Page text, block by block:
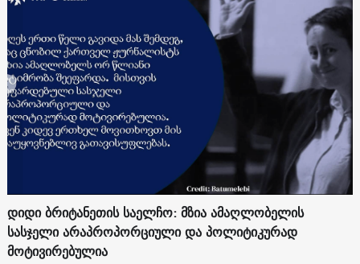
დიდი ბრიტანეთის საელჩო: მზია ამაღლობელის
სასჯელი არაპროპორციული და პოლიტიკურად
მოტივირებულია